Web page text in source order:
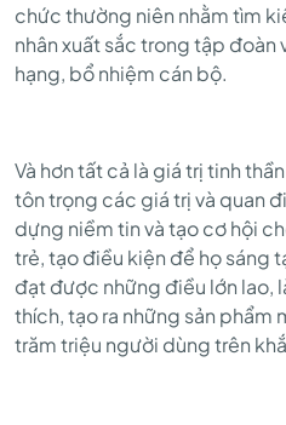
chức thường niên nhằm tìm
nhân xuất sắc trong tập đoàn
hạng, bổ nhiệm cán bộ.
Và hơn tất cả là giá trị tinh
tôn trọng các giá trị và quan
dựng niềm tin và tạo cơ hội
trẻ, tạo điều kiện để họ sáng
đạt được những điều lớn lao,
thích, tạo ra những sản phẩm
trăm triệu người dùng trên